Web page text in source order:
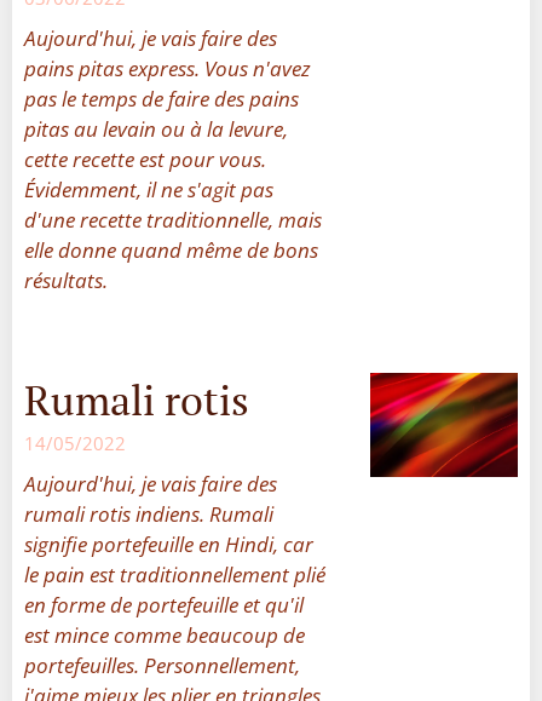
Aujourd'hui, je vais faire des
pains pitas express. Vous n'avez
pas le temps de faire des pains
pitas au levain ou à la levure,
cette recette est pour vous.
Évidemment, il ne s'agit pas
d'une recette traditionnelle, mais
elle donne quand même de bons
résultats.
Rumali rotis
14/05/2022
Aujourd'hui, je vais faire des
rumali rotis indiens. Rumali
signifie portefeuille en Hindi, car
le pain est traditionnellement plié
en forme de portefeuille et qu'il
est mince comme beaucoup de
portefeuilles. Personnellement,